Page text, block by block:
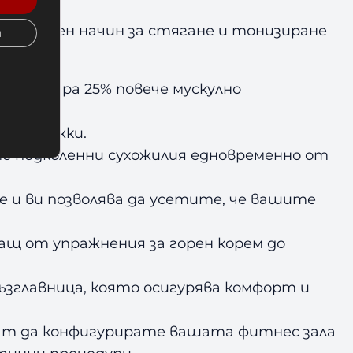
начин за стягане и тонизиране
генерира 25% повече мускулно
дръжки.
сухожилия едновременно от
и ви позволява да усетите, че вашите
от упражнения за горен корем до
която осигурява комфорт и
да конфигурирате вашата фитнес зала